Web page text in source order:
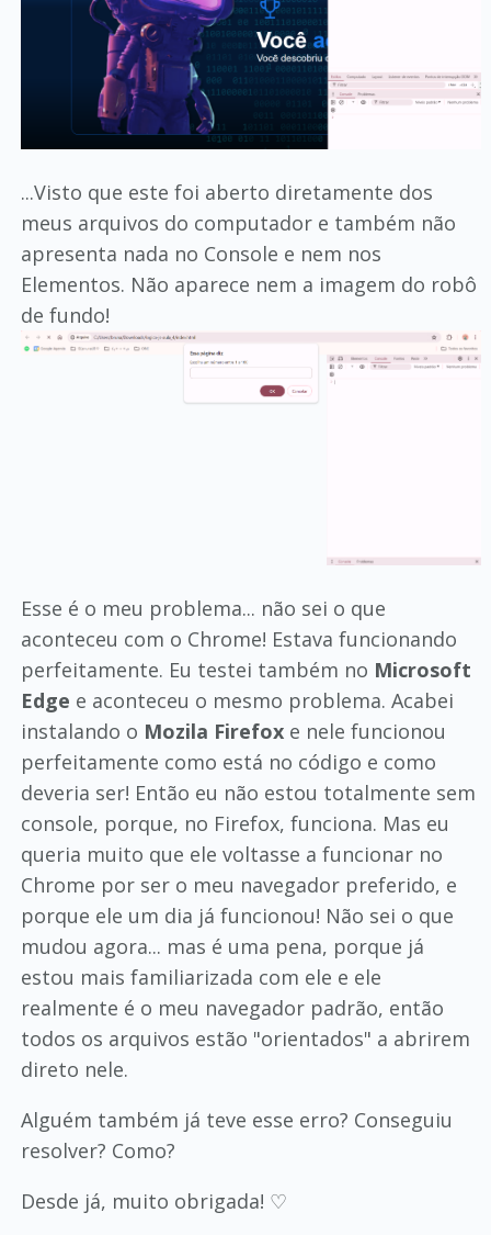
...Visto que este foi aberto diretamente dos
meus arquivos do computador e também não
apresenta nada no Console e nem nos
Elementos. Não aparece nem a imagem do robô
de fundo!
Esse é o meu problema... não sei o que
aconteceu com o Chrome! Estava funcionando
perfeitamente. Eu testei também no Microsoft
Edge e aconteceu o mesmo problema. Acabei
instalando o Mozila Firefoxe nele funcionou
perfeitamente como está no código e como
deveria ser! Então eu não estou totalmente sem
console, porque, no Firefox, funciona. Mas eu
queria muito que ele voltasse a funcionar no
Chrome por ser o meu navegador preferido, e
porque ele um dia já funcionou! Não sei o que
mudou agora... mas é uma pena, porque já
estou mais familiarizada com ele e ele
realmente é o meu navegador padrão, então
todos os arquivos estão "orientados" a abrirem
direto nele.
Alguém também já teve esse erro? Conseguiu
resolver? Como?
Desde já, muito obrigada! ♡